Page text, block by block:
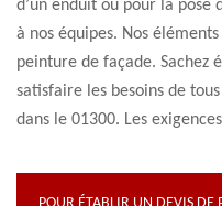
d’un enduit ou pour la pose
à nos équipes. Nos
peinture de façade. Sachez
satisfaire les besoins de
dans le 01300. Les